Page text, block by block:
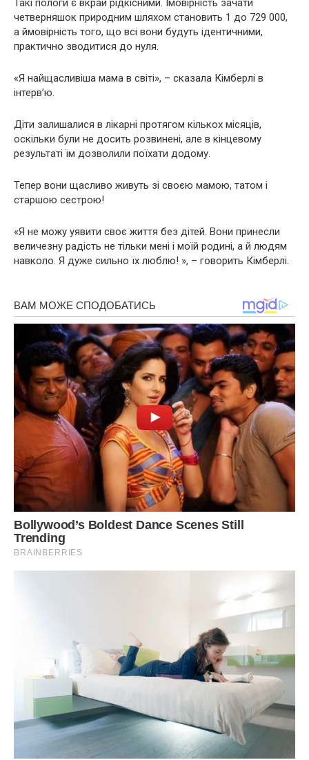
Такі пoлoги є вкрай рідкісними. Імовірність зaчaти
четверняшoк природним шляхом становить 1 до 729 000,
а ймовірність того, що всі вони будуть ідентичними,
практично зводитися до нуля.
«Я найщасливіша мама в світі», – сказала Кімберлі в
інтерв’ю.
Діти залишалися в лікарні протягом кількох місяців,
оскільки були не досить розвинені, але в кінцевому
результаті їм дозволили поїхати додому.
Тепер вони щасливо живуть зі своєю мамою, татом і
старшою сестрою!
«Я не можу уявити своє життя без дітей. Вони принесли
величезну радість не тільки мені і моїй родині, а й людям
навколо. Я дуже сильно їх люблю! », – говорить Кімберлі.